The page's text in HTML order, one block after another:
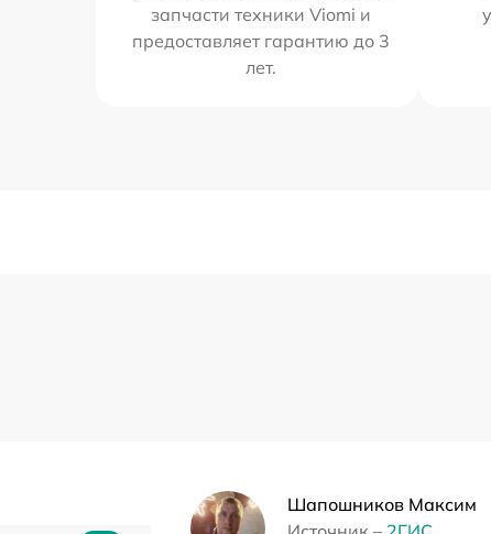
запчасти техники Viomi и
предоставляет гарантию до 3
лет.
Шапошников Максим